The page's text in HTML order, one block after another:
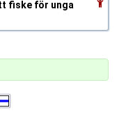
fiske för unga